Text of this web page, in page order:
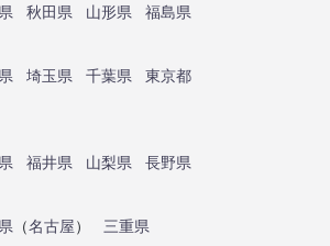
秋田県 山形県
福島県
埼玉県 千葉県
東京都
福井県 山梨県
長野県
（名古屋）
三重県